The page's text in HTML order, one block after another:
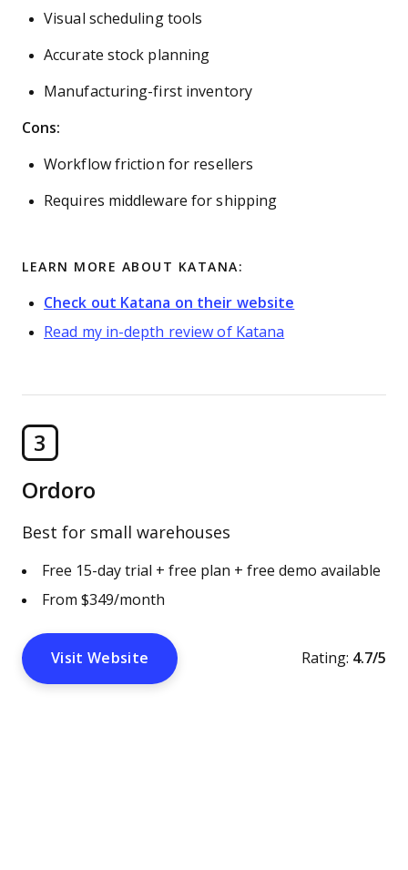
Visual scheduling tools
Accurate stock planning
Manufacturing-first inventory
Cons:
Workflow friction for resellers
Requires middleware for shipping
LEARN MORE ABOUT KATANA:
Check out Katana on their website
Read my in-depth review of Katana
3
Ordoro
Best for small warehouses
Free 15-day trial + free plan + free demo available
From $349/month
Visit Website Rating: 4.7/5